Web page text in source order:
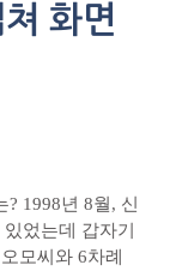
화면
1998년 8월, 신
었는데 갑자기
모씨와 6차례